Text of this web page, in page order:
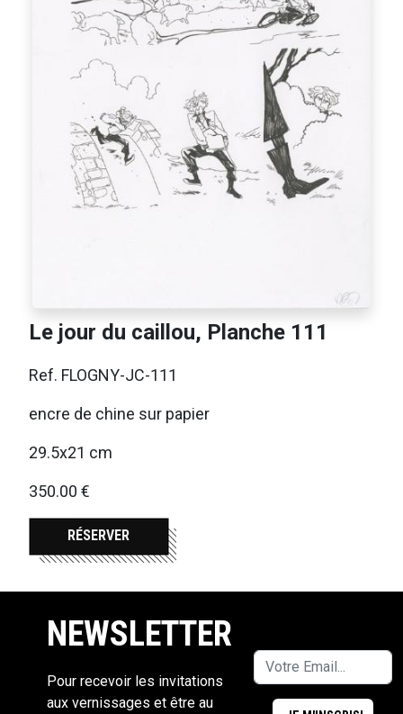
Le jour du caillou, Planche 111
Ref. FLOGNY-JC-111
encre de chine sur papier
29.5x21 cm
350.00 €
RÉSERVER
NEWSLETTER
Pour recevoir les invitations
aux vernissages et être au